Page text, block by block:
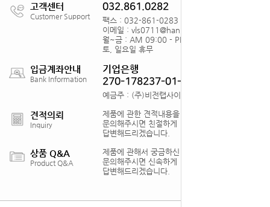
고객센터
Customer Support
032.861.0282
팩스 : 032-861-0283
이메일 : vls0711@hanmail.net
월~금 : AM 09:00 - PM18:00
토, 일요일 휴무
입금계좌안내
Bank Information
기업은행
270-178237-01-012
예금주 : (주)비전랩사이언스
견적의뢰
Inquiry
제품에 관한 견적내용을
문의해주시면 친절하게
답변해드리겠습니다.
상품 Q&A
Product Q&A
제품에 관해서 궁금하신 점을
문의해주시면 신속하게
답변해드리겠습니다.